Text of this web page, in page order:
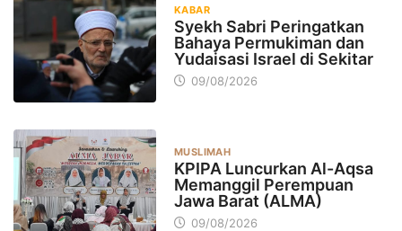
KABAR
Syekh Sabri Peringatkan
Bahaya Permukiman dan
Yudaisasi Israel di Sekitar
09/08/2026
MUSLIMAH
KPIPA Luncurkan Al-Aqsa
Memanggil Perempuan
Jawa Barat (ALMA)
09/08/2026